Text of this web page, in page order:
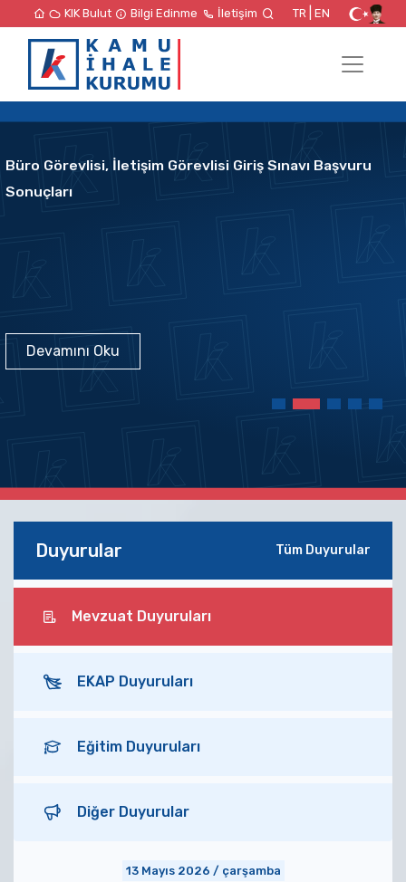
KIK Bulut Bilgi Edinme İletişim TR EN
Büro Görevlisi, İletişim Görevlisi Giriş Sınavı Başvuru
Sonuçları
Devamını Oku
Duyurular Tüm Duyurular
Mevzuat Duyuruları
EKAP Duyuruları
Eğitim Duyuruları
Diğer Duyurular
13 Mayıs 2026 / çarşamba